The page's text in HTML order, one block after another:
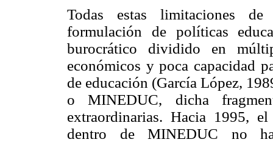
Todas estas limitaciones
formulación de políticas
burocrático dividido en
económicos y poca capacidad
de educación (García López,
o MINEDUC, dicha
extraordinarias. Hacia 1995,
dentro de MINEDUC no